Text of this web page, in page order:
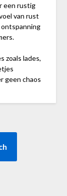
een rustig
van rust
zoals lades,
geen chaos